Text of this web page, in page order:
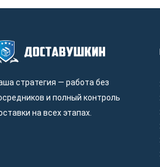
стратегия — работа без
и полный контроль
на всех этапах.